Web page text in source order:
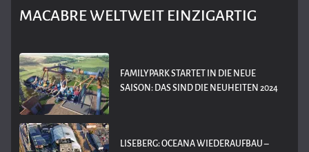
MACABRE WELTWEIT EINZIGARTIG
FAMILYPARK STARTET IN DIE NEUE
SAISON: DAS SIND DIE NEUHEITEN 2024
LISEBERG: OCEANA WIEDERAUFBAU –